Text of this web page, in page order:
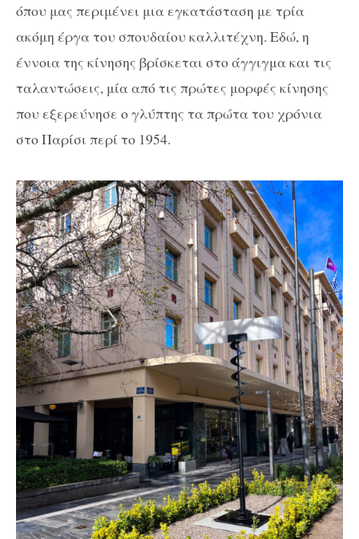
όπου μας περιμένει μια εγκατάσταση με τρία
ακόμη έργα του σπουδαίου καλλιτέχνη. Εδώ, η
έννοια της κίνησης βρίσκεται στο άγγιγμα και τις
ταλαντώσεις, μία από τις πρώτες μορφές κίνησης
που εξερεύνησε ο γλύπτης τα πρώτα του χρόνια
στο Παρίσι περί το 1954.